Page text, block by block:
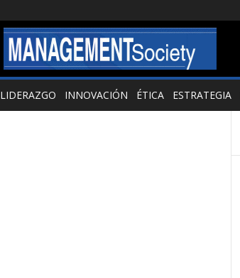
LIDERAZGO INNOVACIÓN ÉTICA ESTRATEGIA